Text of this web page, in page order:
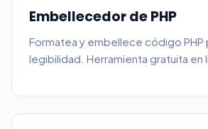
Embellecedor de PHP
Formatea y embellece código PHP
legibilidad. Herramienta gratuita en